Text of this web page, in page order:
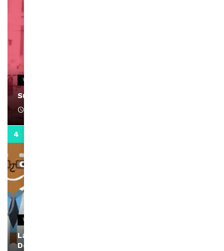
VIDEOS
Support Black Business Wee-kend
VIDEOS
La rubrique santé speciale coronavirus du
Docteur Makanda